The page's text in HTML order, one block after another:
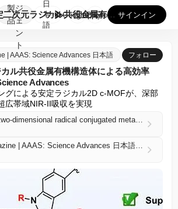
製
品
ジ
ェ
ン
ト
高安定二次元ラジカル共役金属有機構造体による高効率NIR-I...
日
本
語
GooglePlay
AppStore サインイン
| AAAS: Science Advances 日本語 フォロー
ル共役金属有機構造体による高効率
Advances
グによる安定ラジカル2D c-MOFが、深部
広帯域NIR-II吸収を実現
Super-stable two-dimensional radical conjugated metal-organic frameworks for efficient NIR-II photothermal conversion | Science Advances
Science Magazine | AAAS: Science Advances 日本語 RSS